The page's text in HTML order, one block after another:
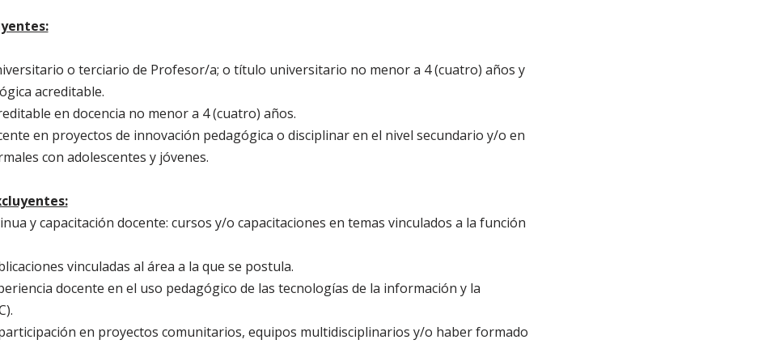
o terciario de Profesor/a; o título universitario no menor a 4 (cuatro) años y
acreditable.
en docencia no menor a 4 (cuatro) años.
en proyectos de innovación pedagógica o disciplinar en el nivel secundario y/o en
con adolescentes y jóvenes.
y capacitación docente: cursos y/o capacitaciones en temas vinculados a la función
vinculadas al área a la que se postula.
docente en el uso pedagógico de las tecnologías de la información y la
en proyectos comunitarios, equipos multidisciplinarios y/o haber formado